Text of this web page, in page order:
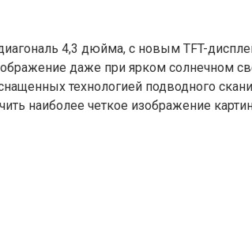
4,3 дюйма, с новым TFT-
даже при ярком солнечном
технологией подводного
наиболее четкое изображение